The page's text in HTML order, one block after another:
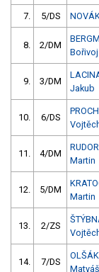
7. 5/DS
8. 2/DM
Bořivoj
9. 3/DM
Jakub
10. 6/DS
11. 4/DM
Martin
12. 5/DM
Martin
13. 2/ZS
14. 7/DS
OLŠÁK
Matyáš